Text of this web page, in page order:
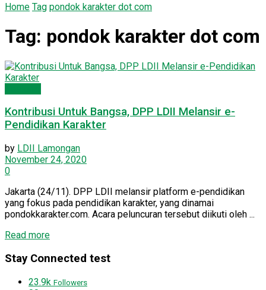
Home Tag pondok karakter dot com
Tag: pondok karakter dot com
Kontribusi Untuk Bangsa, DPP LDII Melansir e-
Pendidikan Karakter
by LDII Lamongan
November 24, 2020
0
Jakarta (24/11). DPP LDII melansir platform e-pendidikan
yang fokus pada pendidikan karakter, yang dinamai
pondokkarakter.com. Acara peluncuran tersebut diikuti oleh ...
Read more
Stay Connected test
23.9k Followers